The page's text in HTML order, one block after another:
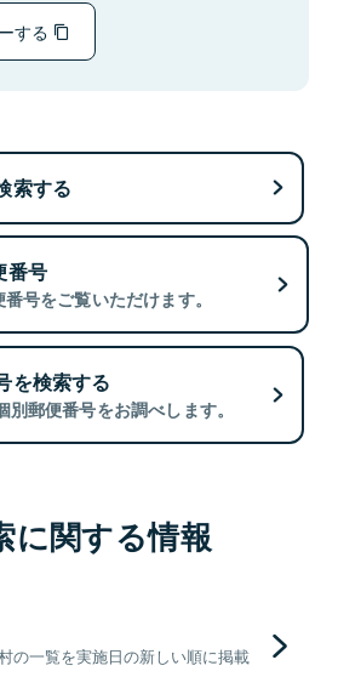
する
索する
番号
号をご覧いただけます。
を検索する
郵便番号をお調べします。
に関する情報
の一覧を実施日の新しい順に掲載